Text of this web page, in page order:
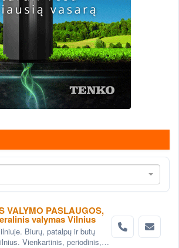
VALYMO PASLAUGOS,
valymas Vilnius
Biurų, patalpų ir butų
Vienkartinis, periodinis,